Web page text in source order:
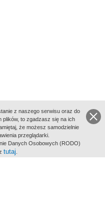
z naszego serwisu oraz do
to zgadzasz się na ich
że możesz samodzielnie
przeglądarki.
Danych Osobowych (RODO)
tutaj